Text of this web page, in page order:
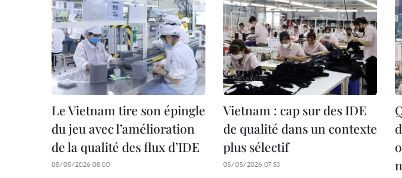
Le Vietnam tire son épingle
du jeu avec l’amélioration
de la qualité des flux d’IDE
05/05/2026 08:00
Vietnam : cap sur des IDE
de qualité dans un contexte
plus sélectif
05/05/2026 07:53